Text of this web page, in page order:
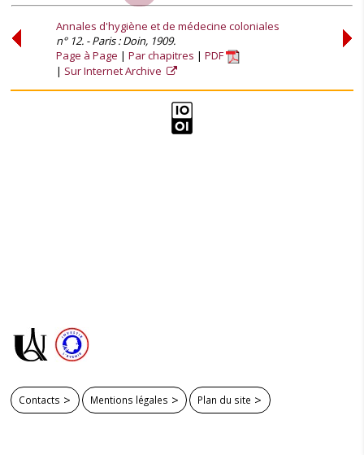
Annales d'hygiène et de médecine coloniales
n° 12. - Paris : Doin, 1909.
Page à Page
Par chapitres
PDF
Sur Internet Archive
Contacts Mentions légales Plan du site